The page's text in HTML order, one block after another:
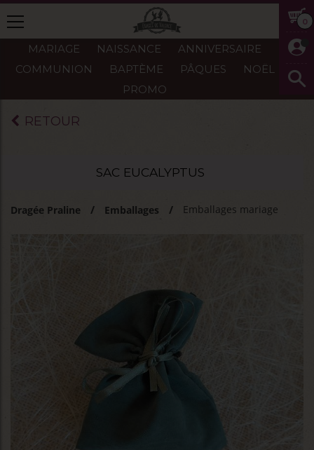
0
MARIAGE NAISSANCE
ANNIVERSAIRE
COMMUNION
BAPTÈME PÂQUES
NOËL
PROMO
RETOUR
SAC EUCALYPTUS
Dragée Praline Emballages Emballages mariage